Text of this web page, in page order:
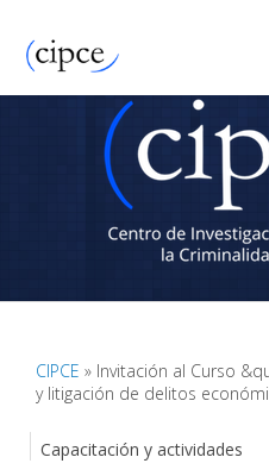
CIPCE » Invitación al Curso
y litigación de delitos
Capacitación y actividades